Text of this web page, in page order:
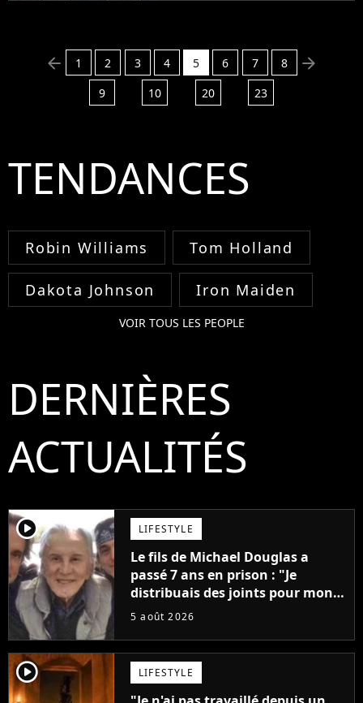
le boyfriend de Selena
aux Grammy Awards
2013,...
arrow_left 1 2 3 4 5 6 7
8
9
10 20 23
arrow_right
TENDANCES
Robin Williams Tom Holland
Dakota Johnson Iron Maiden
VOIR TOUS LES PEOPLE
DERNIÈRES
ACTUALITÉS
player2 LIFESTYLE
Le fils de Michael Douglas a
passé 7 ans en prison : "Je
distribuais des joints pour mon
père"
5 août 2026
player2 LIFESTYLE